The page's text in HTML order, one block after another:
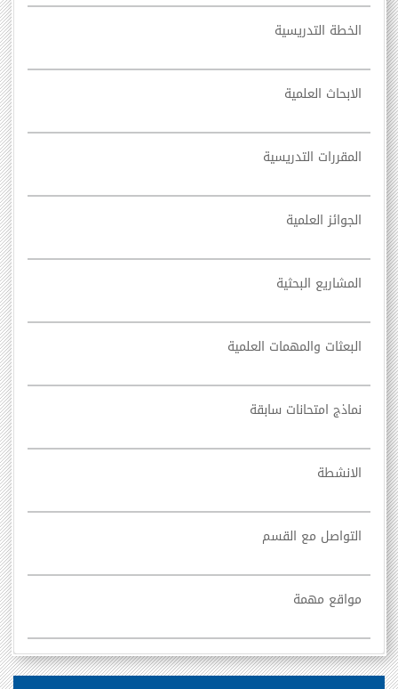
الخطة التدريسية
الابحاث العلمية
المقررات التدريسية
الجوائز العلمية
المشاريع البحثية
البعثات والمهمات العلمية
نماذج امتحانات سابقة
الانشطة
التواصل مع القسم
مواقع مهمة